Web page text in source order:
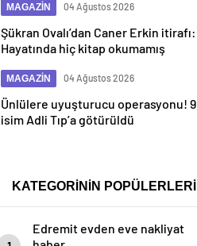
MAGAZİN 04 Ağustos 2026
Şükran Ovalı’dan Caner Erkin itirafı:
Hayatında hiç kitap okumamış
MAGAZİN 04 Ağustos 2026
Ünlülere uyuşturucu operasyonu! 9
isim Adli Tıp’a götürüldü
KATEGORİNİN POPÜLERLERİ
Edremit evden eve nakliyat